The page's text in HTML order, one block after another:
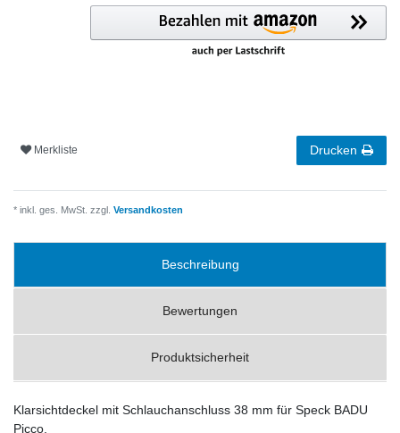
Merkliste Drucken
* inkl. ges. MwSt. zzgl. Versandkosten
Beschreibung
Bewertungen
Produktsicherheit
Klarsichtdeckel mit Schlauchanschluss 38 mm für Speck BADU
Picco.